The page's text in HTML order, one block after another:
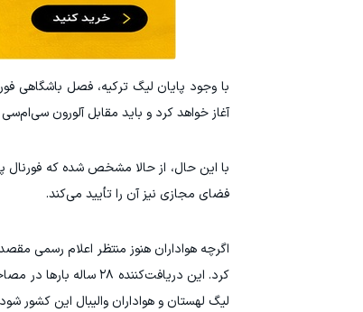
با وجود پایان لیگ ترکیه، فصل باشگاهی
آغاز خواهد کرد و باید مقابل آلورون
با این حال، از حالا مشخص شده که فورنال
فضای مجازی نیز آن را تأیید می‌کند.
کرد. این
لیگ لهستان و هواداران والیبال این کشور